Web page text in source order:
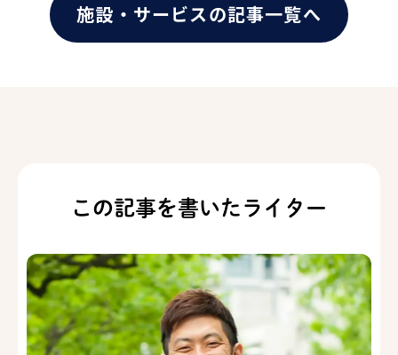
施設・サービスの記事一覧へ
この記事を書いたライター